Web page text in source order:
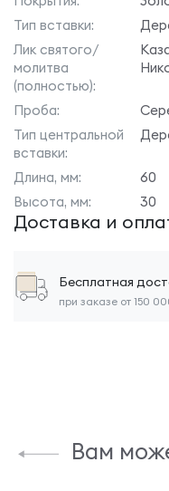
Тип вставки:
Лик святого/
молитва
(полностью):
Проба:
Тип центральной
вставки:
Длина, мм:
60
Высота, мм:
30
Доставка и
Бесплатная
при заказе от 150
Вам